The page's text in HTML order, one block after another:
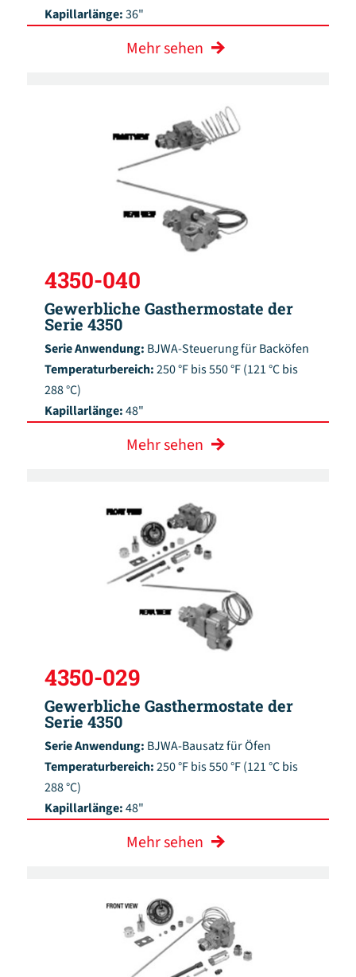
Kapillarlänge:36"
Mehr sehen
4350-040
Gewerbliche Gasthermostate der
Serie 4350
Serie Anwendung: BJWA-Steuerung für Backöfen
Temperaturbereich:250 °F bis 550 °F (121 °C bis
288 °C)
Kapillarlänge:48"
Mehr sehen
4350-029
Gewerbliche Gasthermostate der
Serie 4350
Serie Anwendung: BJWA-Bausatz für Öfen
Temperaturbereich:250 °F bis 550 °F (121 °C bis
288 °C)
Kapillarlänge:48"
Mehr sehen